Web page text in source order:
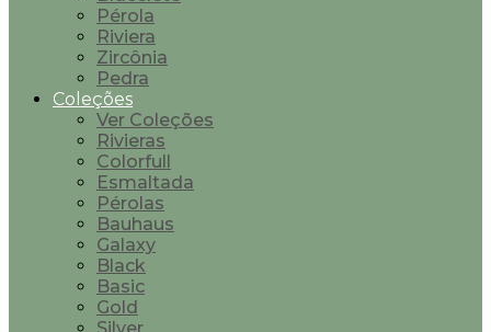
Pérola
Riviera
Zircônia
Pedra
Coleções
Ver Coleções
Rivieras
Colorfull
Esmaltada
Pérolas
Bauhaus
Galaxy
Black
Basic
Gold